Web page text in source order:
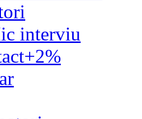
interviu